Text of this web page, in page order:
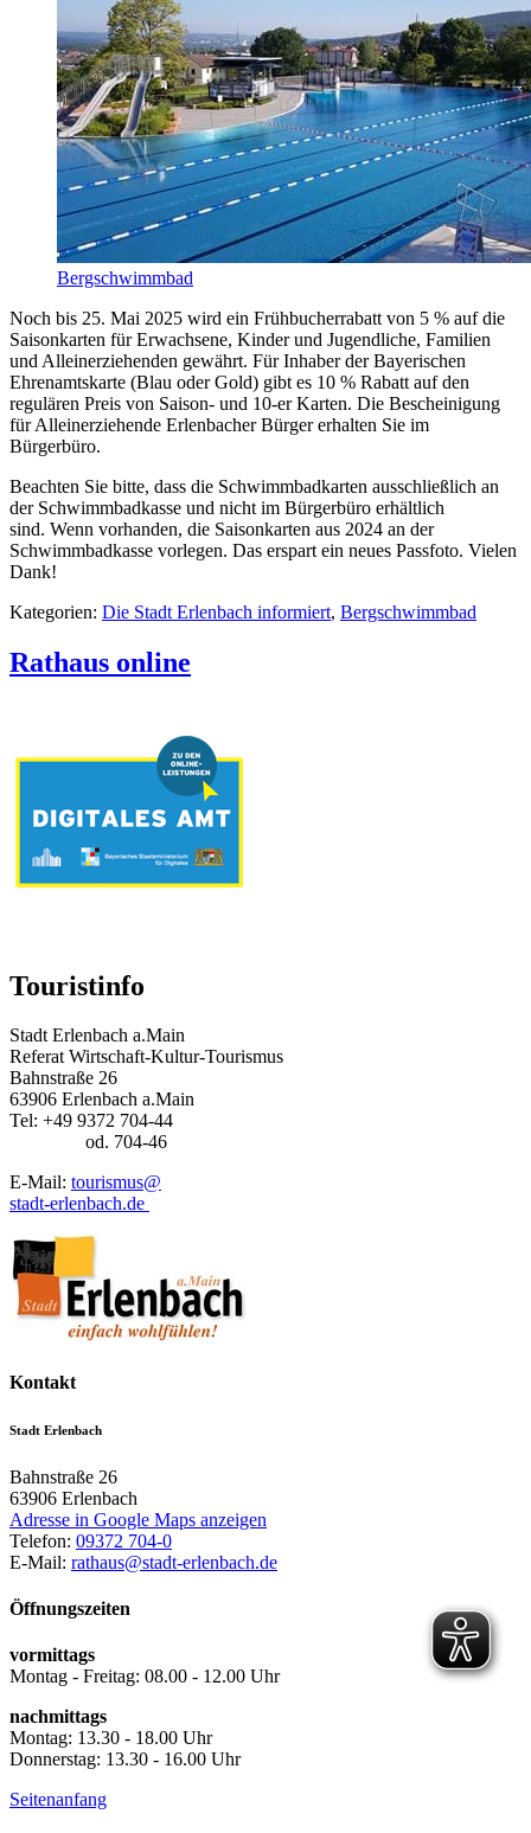
Bergschwimmbad
Noch bis 25. Mai 2025 wird ein Frühbucherrabatt von 5 % auf die
Saisonkarten für Erwachsene, Kinder und Jugendliche, Familien
und Alleinerziehenden gewährt. Für Inhaber der Bayerischen
Ehrenamtskarte (Blau oder Gold) gibt es 10 % Rabatt auf den
regulären Preis von Saison- und 10-er Karten. Die Bescheinigung
für Alleinerziehende Erlenbacher Bürger erhalten Sie im
Bürgerbüro.
Beachten Sie bitte, dass die Schwimmbadkarten ausschließlich an
der Schwimmbadkasse und nicht im Bürgerbüro erhältlich
sind. Wenn vorhanden, die Saisonkarten aus 2024 an der
Schwimmbadkasse vorlegen. Das erspart ein neues Passfoto. Vielen
Dank!
Kategorien: Die Stadt Erlenbach informiert, Bergschwimmbad
Rathaus online
Touristinfo
Stadt Erlenbach a.Main
Referat Wirtschaft-Kultur-Tourismus
Bahnstraße 26
63906 Erlenbach a.Main
Tel: +49 9372 704-44
od. 704-46
E-Mail: tourismus@
stadt-erlenbach.de
Kontakt
Stadt Erlenbach
Bahnstraße 26
63906 Erlenbach
Adresse in Google Maps anzeigen
Telefon: 09372 704-0
E-Mail: rathaus@stadt-erlenbach.de
Öffnungszeiten
vormittags
Montag - Freitag: 08.00 - 12.00 Uhr
nachmittags
Montag: 13.30 - 18.00 Uhr
Donnerstag: 13.30 - 16.00 Uhr
Seitenanfang